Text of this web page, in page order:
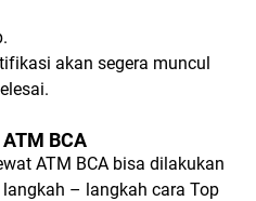
akan segera muncul
BCA
ATM BCA bisa dilakukan
– langkah cara Top